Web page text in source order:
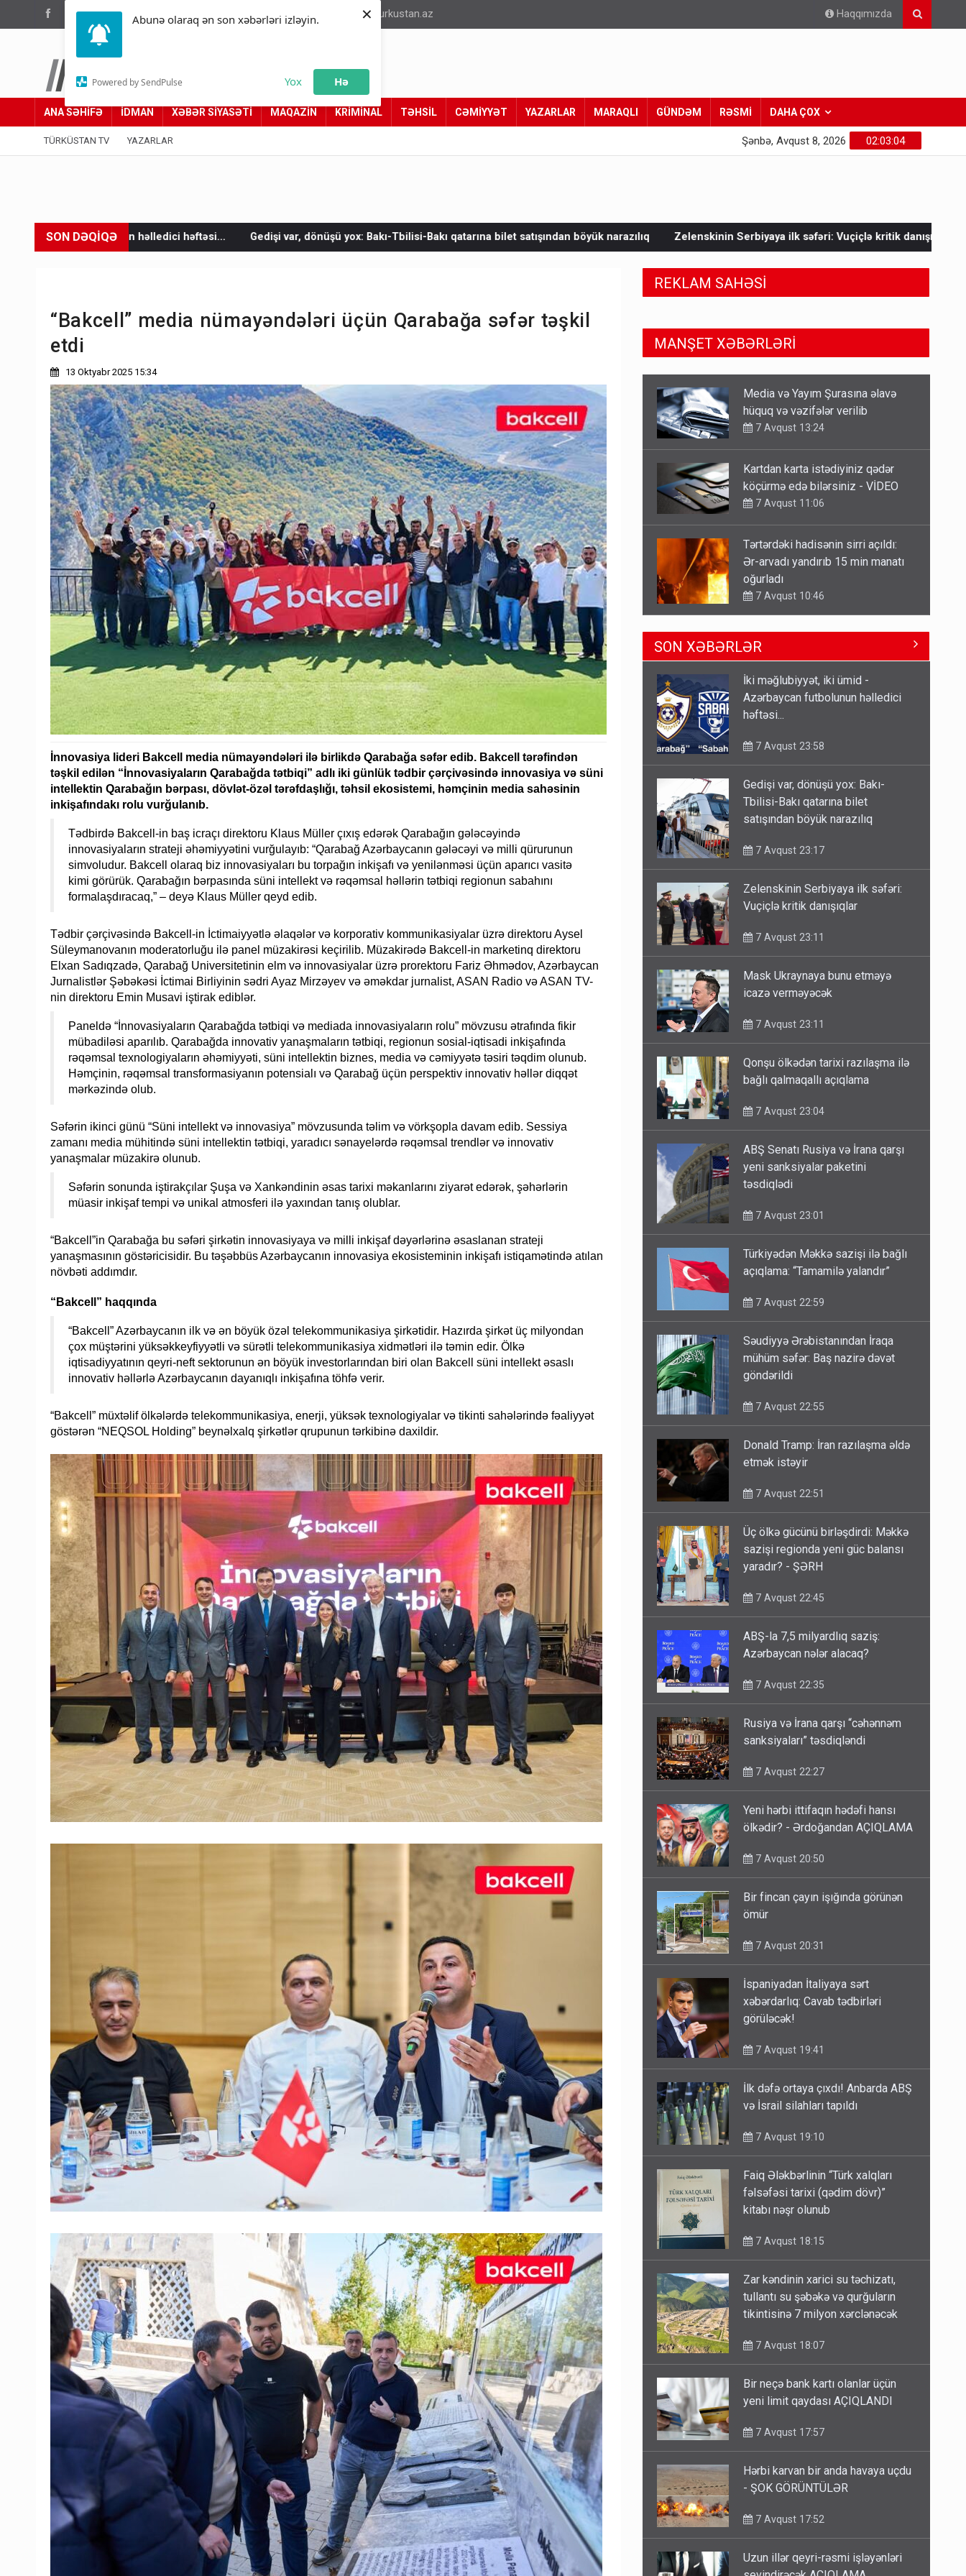
Abunə olaraq ən son xəbərləri izləyin.
Powered by SendPulse Yox Hə
×
(012) 449 94 05 info@turkustan.az Haqqımızda
Türküstan.az
Adımız yolumuzdur
ANA SƏHİFƏ İDMAN XƏBƏR SİYASƏTİ MAQAZİN KRİMİNAL TƏHSİL CƏMİYYƏT YAZARLAR MARAQLI GÜNDƏM RƏSMİ DAHA ÇOX
TÜRKÜSTAN TV YAZARLAR 02:03:06
Şənbə, Avqust 8, 2026
SON DƏQİQƏ
həftəsi... Gedişi var, dönüşü yox: Bakı-Tbilisi-Bakı qatarına bilet satışından böyük narazılıq Zelenskinin Serbiyaya ilk səfəri: Vuçiçlə kritik danışıqlar Mask Ukraynaya bunu
“Bakcell” media nümayəndələri üçün Qarabağa səfər təşkil
etdi
13 Oktyabr 2025 15:34
İnnovasiya lideri Bakcell media nümayəndələri ilə birlikdə Qarabağa səfər edib. Bakcell tərəfindən
təşkil edilən “İnnovasiyaların Qarabağda tətbiqi” adlı iki günlük tədbir çərçivəsində innovasiya və süni
intellektin Qarabağın bərpası, dövlət-özəl tərəfdaşlığı, təhsil ekosistemi, həmçinin media sahəsinin
inkişafındakı rolu vurğulanıb.
Tədbirdə Bakcell-in baş icraçı direktoru Klaus Müller çıxış edərək Qarabağın gələcəyində
innovasiyaların strateji əhəmiyyətini vurğulayıb: “Qarabağ Azərbaycanın gələcəyi və milli qürurunun
simvoludur. Bakcell olaraq biz innovasiyaları bu torpağın inkişafı və yenilənməsi üçün aparıcı vasitə
kimi görürük. Qarabağın bərpasında süni intellekt və rəqəmsal həllərin tətbiqi regionun sabahını
formalaşdıracaq,” – deyə Klaus Müller qeyd edib.
Tədbir çərçivəsində Bakcell-in İctimaiyyətlə əlaqələr və korporativ kommunikasiyalar üzrə direktoru Aysel
Süleymanovanın moderatorluğu ilə panel müzakirəsi keçirilib. Müzakirədə Bakcell-in marketinq direktoru
Elxan Sadıqzadə, Qarabağ Universitetinin elm və innovasiyalar üzrə prorektoru Fariz Əhmədov, Azərbaycan
Jurnalistlər Şəbəkəsi İctimai Birliyinin sədri Ayaz Mirzəyev və əməkdar jurnalist, ASAN Radio və ASAN TV-
nin direktoru Emin Musavi iştirak ediblər.
Paneldə “İnnovasiyaların Qarabağda tətbiqi və mediada innovasiyaların rolu” mövzusu ətrafında fikir
mübadiləsi aparılıb. Qarabağda innovativ yanaşmaların tətbiqi, regionun sosial-iqtisadi inkişafında
rəqəmsal texnologiyaların əhəmiyyəti, süni intellektin biznes, media və cəmiyyətə təsiri təqdim olunub.
Həmçinin, rəqəmsal transformasiyanın potensialı və Qarabağ üçün perspektiv innovativ həllər diqqət
mərkəzində olub.
Səfərin ikinci günü “Süni intellekt və innovasiya” mövzusunda təlim və vörkşopla davam edib. Sessiya
zamanı media mühitində süni intellektin tətbiqi, yaradıcı sənayelərdə rəqəmsal trendlər və innovativ
yanaşmalar müzakirə olunub.
Səfərin sonunda iştirakçılar Şuşa və Xankəndinin əsas tarixi məkanlarını ziyarət edərək, şəhərlərin
müasir inkişaf tempi və unikal atmosferi ilə yaxından tanış olublar.
“Bakcell”in Qarabağa bu səfəri şirkətin innovasiyaya və milli inkişaf dəyərlərinə əsaslanan strateji
yanaşmasının göstəricisidir. Bu təşəbbüs Azərbaycanın innovasiya ekosisteminin inkişafı istiqamətində atılan
növbəti addımdır.
“Bakcell” haqqında
“Bakcell” Azərbaycanın ilk və ən böyük özəl telekommunikasiya şirkətidir. Hazırda şirkət üç milyondan
çox müştərini yüksəkkeyfiyyətli və sürətli telekommunikasiya xidmətləri ilə təmin edir. Ölkə
iqtisadiyyatının qeyri-neft sektorunun ən böyük investorlarından biri olan Bakcell süni intellekt əsaslı
innovativ həllərlə Azərbaycanın dayanıqlı inkişafına töhfə verir.
“Bakcell” müxtəlif ölkələrdə telekommunikasiya, enerji, yüksək texnologiyalar və tikinti sahələrində fəaliyyət
göstərən “NEQSOL Holding” beynəlxalq şirkətlər qrupunun tərkibinə daxildir.
REKLAM SAHƏSİ
MANŞET XƏBƏRLƏRİ
Kartdan karta istədiyiniz qədər
köçürmə edə bilərsiniz - VİDEO
7 Avqust 11:06
Tərtərdəki hadisənin sirri açıldı:
Ər-arvadı yandırıb 15 min manatı
oğurladı
Əhaliyə hava ilə bağlı VACİB
XƏBƏRDARLIQ - Saat 11:00-dan…
7 Avqust 09:15
Gedişi var, dönüşü yox: Bakı-
Tbilisi-Bakı qatarına bilet
7 Avqust 23:17
Məhərrəmovun oğludur - DOSYE
Media və Yayım Şurasına əlavə
hüquq və vəzifələr verilib
SON XƏBƏRLƏR
İki məğlubiyyət, iki ümid -
Azərbaycan futbolunun həlledici
həftəsi...
7 Avqust 23:58
Gedişi var, dönüşü yox: Bakı-
Tbilisi-Bakı qatarına bilet
satışından böyük narazılıq
7 Avqust 23:17
Zelenskinin Serbiyaya ilk səfəri:
Vuçiçlə kritik danışıqlar
7 Avqust 23:11
Mask Ukraynaya bunu etməyə
icazə verməyəcək
7 Avqust 23:11
Qonşu ölkədən tarixi razılaşma ilə
bağlı qalmaqallı açıqlama
7 Avqust 23:04
ABŞ Senatı Rusiya və İrana qarşı
yeni sanksiyalar paketini
təsdiqlədi
7 Avqust 23:01
Türkiyədən Məkkə sazişi ilə bağlı
açıqlama: “Tamamilə yalandır”
7 Avqust 22:59
Səudiyyə Ərəbistanından İraqa
mühüm səfər: Baş nazirə dəvət
göndərildi
7 Avqust 22:55
Donald Tramp: İran razılaşma əldə
etmək istəyir
7 Avqust 22:51
Üç ölkə gücünü birləşdirdi: Məkkə
sazişi regionda yeni güc balansı
yaradır? - ŞƏRH
7 Avqust 22:45
ABŞ-la 7,5 milyardlıq saziş:
Azərbaycan nələr alacaq?
7 Avqust 22:35
Rusiya və İrana qarşı “cəhənnəm
sanksiyaları” təsdiqləndi
7 Avqust 22:27
Yeni hərbi ittifaqın hədəfi hansı
ölkədir? - Ərdoğandan AÇIQLAMA
7 Avqust 20:50
Bir fincan çayın işığında görünən
ömür
7 Avqust 20:31
İspaniyadan İtaliyaya sərt
xəbərdarlıq: Cavab tədbirləri
görüləcək!
7 Avqust 19:41
İlk dəfə ortaya çıxdı! Anbarda ABŞ
və İsrail silahları tapıldı
7 Avqust 19:10
Faiq Ələkbərlinin “Türk xalqları
fəlsəfəsi tarixi (qədim dövr)”
kitabı nəşr olunub
7 Avqust 18:15
Zar kəndinin xarici su təchizatı,
tullantı su şəbəkə və qurğuların
tikintisinə 7 milyon xərclənəcək
7 Avqust 18:07
Bir neçə bank kartı olanlar üçün
yeni limit qaydası AÇIQLANDI
7 Avqust 17:57
Hərbi karvan bir anda havaya uçdu
- ŞOK GÖRÜNTÜLƏR
7 Avqust 17:52
Uzun illər qeyri-rəsmi işləyənləri